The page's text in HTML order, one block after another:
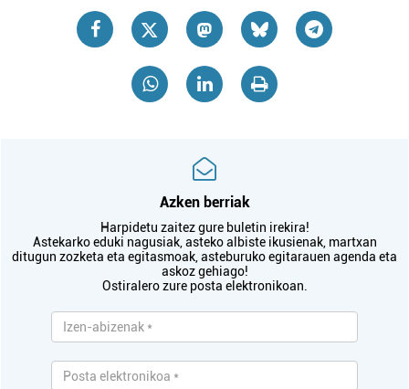
Azken berriak
Harpidetu zaitez gure buletin irekira!
Astekarko eduki nagusiak, asteko albiste ikusienak, martxan
ditugun zozketa eta egitasmoak, asteburuko egitarauen agenda eta
askoz gehiago!
Ostiralero zure posta elektronikoan.